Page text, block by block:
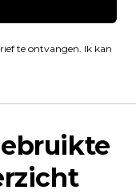
te ontvangen. Ik kan